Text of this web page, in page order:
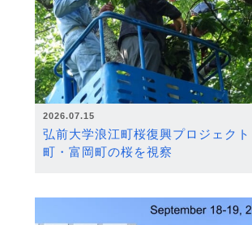
2026.07.15
弘前大学浪江町桜復興プロジェク
町・富岡町の桜を視察